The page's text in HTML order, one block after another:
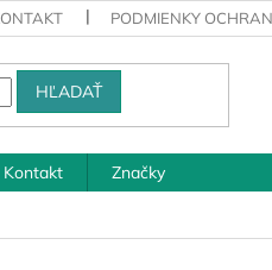
PODMIENKY
HĽADAŤ
Kontakt
Značky